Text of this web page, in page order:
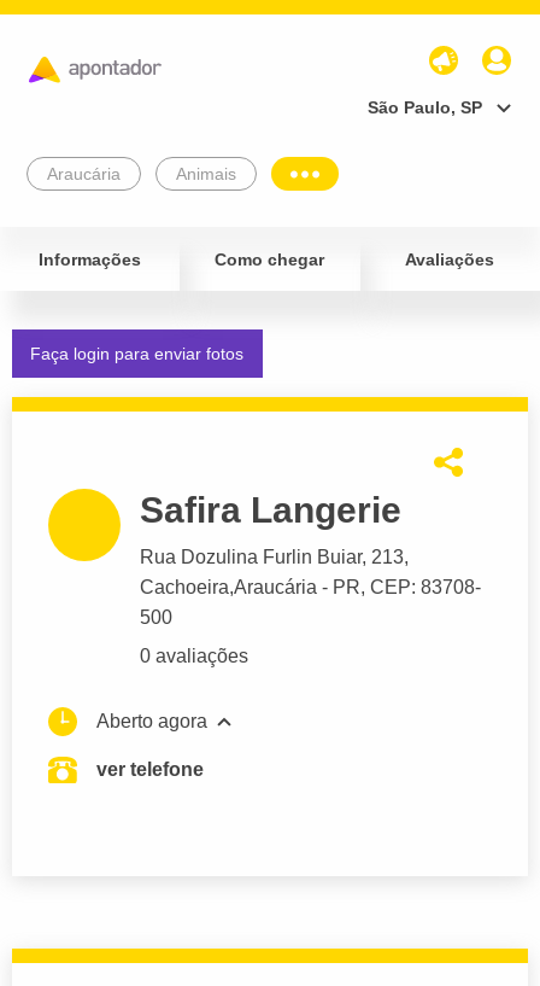
São Paulo, SP
Araucária Animais
Informações Como chegar Avaliações
Faça login para enviar fotos
Safira Langerie
Rua Dozulina Furlin Buiar, 213,
Cachoeira,Araucária - PR, CEP: 83708-
500
0 avaliações
Aberto agora
ver telefone